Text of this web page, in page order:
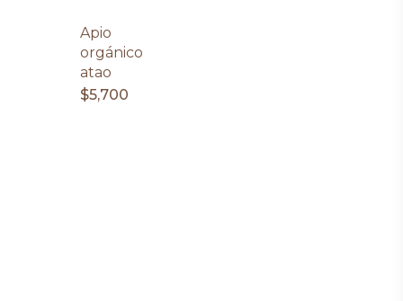
Apio
orgánico
atao
$5,700